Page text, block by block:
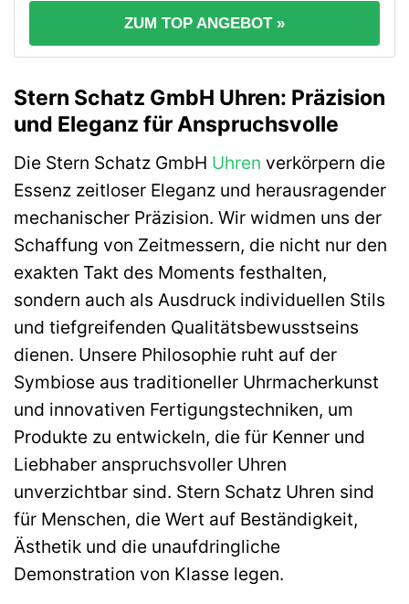
ZUM TOP ANGEBOT »
Stern Schatz GmbH Uhren: Präzision
und Eleganz für Anspruchsvolle
Die Stern Schatz GmbH Uhren verkörpern die
Essenz zeitloser Eleganz und herausragender
mechanischer Präzision. Wir widmen uns der
Schaffung von Zeitmessern, die nicht nur den
exakten Takt des Moments festhalten,
sondern auch als Ausdruck individuellen Stils
und tiefgreifenden Qualitätsbewusstseins
dienen. Unsere Philosophie ruht auf der
Symbiose aus traditioneller Uhrmacherkunst
und innovativen Fertigungstechniken, um
Produkte zu entwickeln, die für Kenner und
Liebhaber anspruchsvoller Uhren
unverzichtbar sind. Stern Schatz Uhren sind
für Menschen, die Wert auf Beständigkeit,
Ästhetik und die unaufdringliche
Demonstration von Klasse legen.